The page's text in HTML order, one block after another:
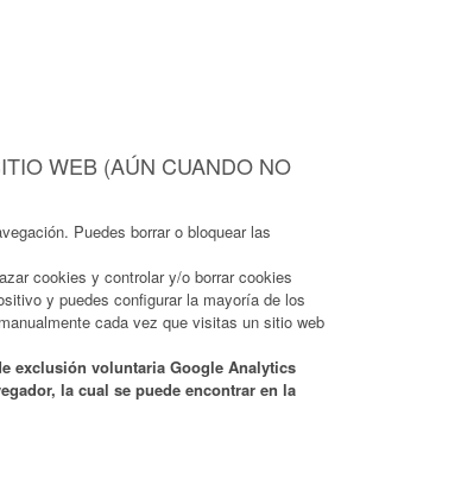
WEB (AÚN CUANDO NO
Puedes borrar o bloquear las
cookies y controlar y/o borrar cookies
y puedes configurar la mayoría de los
cada vez que visitas un sitio web
exclusión voluntaria Google Analytics
la cual se puede encontrar en la